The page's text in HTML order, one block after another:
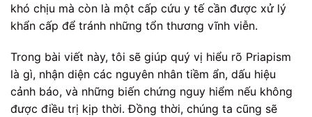
khó chịu mà còn là một cấp cứu y tế cần được xử lý
khẩn cấp để tránh những tổn thương vĩnh viễn.
Trong bài viết này, tôi sẽ giúp quý vị hiểu rõ Priapism
là gì, nhận diện các nguyên nhân tiềm ẩn, dấu hiệu
cảnh báo, và những biến chứng nguy hiểm nếu không
được điều trị kịp thời. Đồng thời, chúng ta cũng sẽ